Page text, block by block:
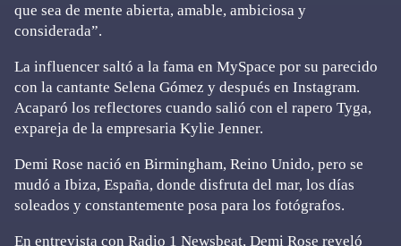
que sea de mente abierta, amable, ambiciosa y
considerada”.
La influencer saltó a la fama en MySpace por su parecido
con la cantante Selena Gómez y después en Instagram.
Acaparó los reflectores cuando salió con el rapero Tyga,
expareja de la empresaria Kylie Jenner.
Demi Rose nació en Birmingham, Reino Unido, pero se
mudó a Ibiza, España, donde disfruta del mar, los días
soleados y constantemente posa para los fotógrafos.
En entrevista con Radio 1 Newsbeat, Demi Rose reveló